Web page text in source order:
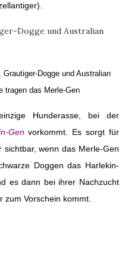
Dogge und Australian
tragen das Merle-Gen
Hunderasse, bei der
Genvorkommt. Es sorgt für
wenn das Merle-Gen
Doggen das Harlekin-
es dann bei ihrer Nachzucht
Vorschein kommt.